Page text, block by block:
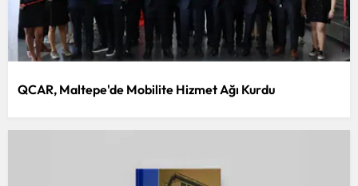
Kırıkkale
Batman
Şırnak
QCAR, Maltepe'de Mobilite Hizmet Ağı Kurdu